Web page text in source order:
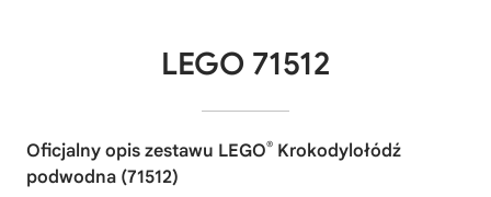
LEGO 71512
Oficjalny opis zestawu LEGO® Krokodylołódź
podwodna (71512)